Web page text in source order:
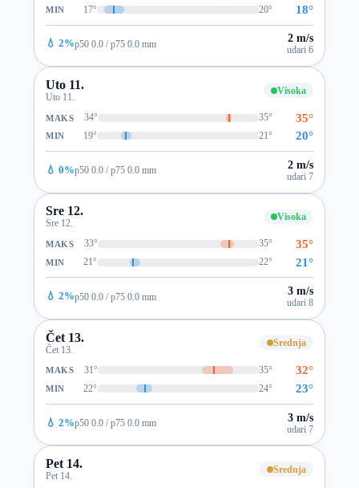
MIN 17° 20° 18°
💧 2%p50 0.0 / p75 0.0 mm 2 m/s
udari 6
Uto 11.
Uto 11.
Visoka
MAKS 34° 35° 35°
MIN 19° 21° 20°
💧 0%p50 0.0 / p75 0.0 mm 2 m/s
udari 7
Sre 12.
Sre 12.
Visoka
MAKS 33° 35° 35°
MIN 21° 22° 21°
💧 2%p50 0.0 / p75 0.0 mm 3 m/s
udari 8
Čet 13.
Čet 13.
Srednja
MAKS 31° 35° 32°
MIN 22° 24° 23°
💧 2%p50 0.0 / p75 0.0 mm 3 m/s
udari 7
Pet 14.
Pet 14.
Srednja